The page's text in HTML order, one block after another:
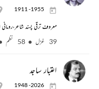
1911 -1955
معروف ترقی پسند
39 غزل
58 نظم
اعتبار ساجد
1948 -2026